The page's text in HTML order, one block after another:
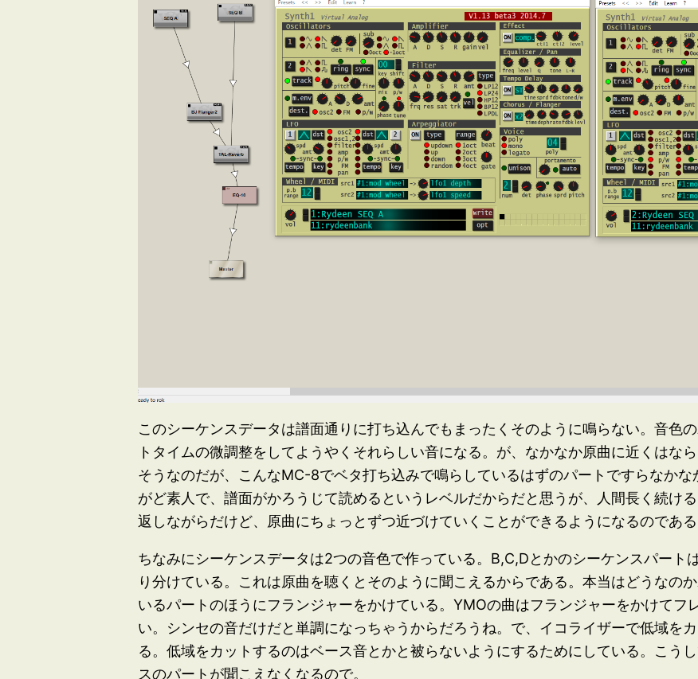
このシーケンスデータは譜面通りに打ち込んでもまったくそのように鳴らない。音色
トタイムの微調整をしてようやくそれらしい音になる。が、なかなか原曲に近くはな
そうなのだが、こんなMC-8でベタ打ち込みで鳴らしているはずのパートですらなか
がど素人で、譜面がかろうじて読めるというレベルだからだと思うが、人間長く続け
返しながらだけど、原曲にちょっとずつ近づけていくことができるようになるのである
ちなみにシーケンスデータは2つの音色で作っている。B,C,Dとかのシーケンスパート
り分けている。これは原曲を聴くとそのように聞こえるからである。本当はどうなの
いるパートのほうにフランジャーをかけている。YMOの曲はフランジャーをかけてフ
い。シンセの音だけだと単調になっちゃうからだろうね。で、イコライザーで低域を
る。低域をカットするのはベース音とかと被らないようにするためにしている。こう
スのパートが聞こえなくなるので。